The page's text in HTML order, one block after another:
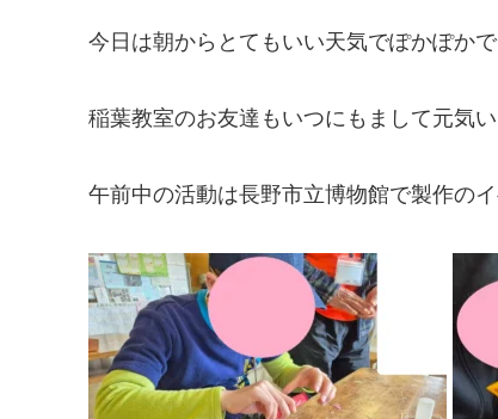
今日は朝からとてもいい天気でぽかぽかで
稲葉教室のお友達もいつにもまして元気
午前中の活動は長野市立博物館で製作の